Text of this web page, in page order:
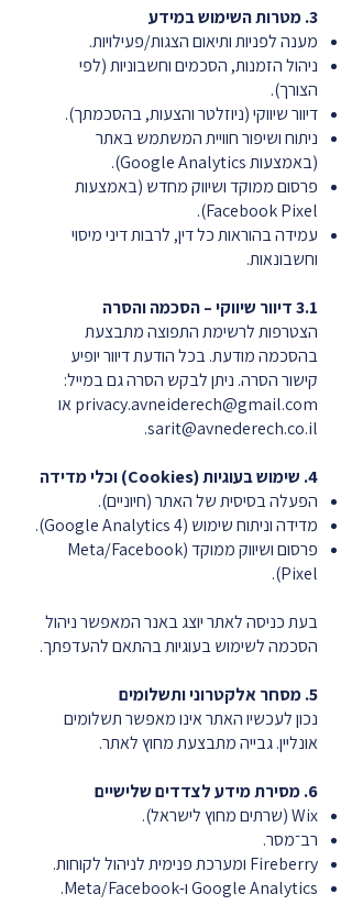
3. מטרות השימוש במידע
מענה לפניות ותיאום הצגות/פעילויות.
ניהול הזמנות, הסכמים וחשבוניות (לפי
הצורך).
דיוור שיווקי (ניוזלטר והצעות, בהסכמתך).
ניתוח ושיפור חוויית המשתמש באתר
(באמצעות Google Analytics).
פרסום ממוקד ושיווק מחדש (באמצעות
Facebook Pixel).
עמידה בהוראות כל דין, לרבות דיני מיסוי
וחשבונאות.
3.1 דיוור שיווקי – הסכמה והסרה
הצטרפות לרשימת התפוצה מתבצעת
בהסכמה מודעת. בכל הודעת דיוור יופיע
קישור הסרה. ניתן לבקש הסרה גם במייל:
privacy.avneiderech@gmail.comאו
sarit@avnederech.co.il
.
4. שימוש בעוגיות (Cookies) וכלי מדידה
הפעלה בסיסית של האתר (חיוניים).
מדידה וניתוח שימוש (Google Analytics 4).
פרסום ושיווק ממוקד (Meta/Facebook
Pixel).
בעת כניסה לאתר יוצג באנר המאפשר ניהול
הסכמה לשימוש בעוגיות בהתאם להעדפתך.
5. מסחר אלקטרוני ותשלומים
נכון לעכשיו האתר אינו מאפשר תשלומים
אונליין. גבייה מתבצעת מחוץ לאתר.
6. מסירת מידע לצדדים שלישיים
Wix (שרתים מחוץ לישראל).
רב־מסר.
Fireberry ומערכת פנימית לניהול לקוחות.
Google Analytics ו-Meta/Facebook.